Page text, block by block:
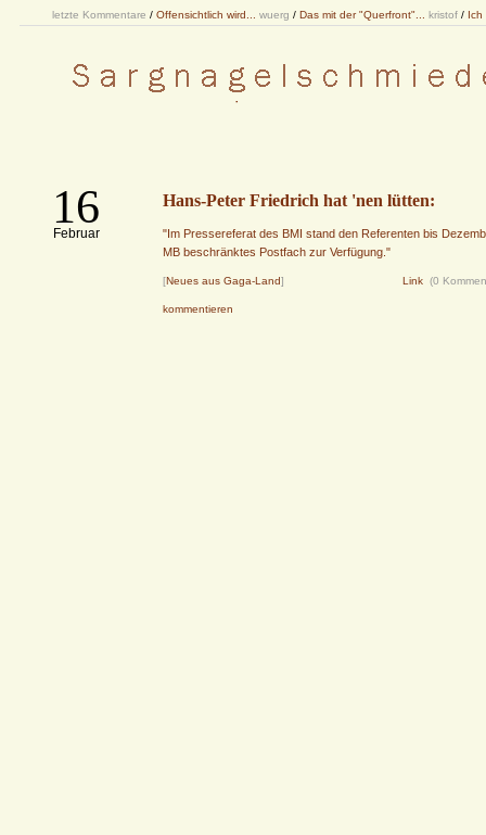
letzte Kommentare / Offensichtlich wird... wuerg / Das mit der "Querfront"... kristof / Ich
16
Februar
Hans-Peter Friedrich hat 'nen lütten:
"Im Pressereferat des BMI stand den Referenten bis
MB beschränktes Postfach zur Verfügung."
[Neues aus Gaga-Land] Link (0
kommentieren